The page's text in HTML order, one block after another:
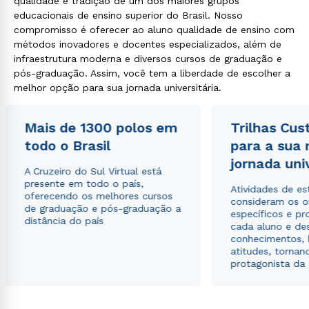
educacionais de ensino superior do Brasil. Nosso
compromisso é oferecer ao aluno qualidade de ensino com
métodos inovadores e docentes especializados, além de
infraestrutura moderna e diversos cursos de graduação e
pós-graduação. Assim, você tem a liberdade de escolher a
melhor opção para sua jornada universitária.
Mais de 1300 polos em
todo o Brasil
A Cruzeiro do Sul Virtual está
presente em todo o país,
oferecendo os melhores cursos
de graduação e pós-graduação a
distância do país
Trilhas
para a sua
jornada
Atividades de
consideram os
específicos e
cada aluno e
conhecimentos,
atitudes,
protagonista da
WhatsApp
ou
Estou de acordo com a Política de Privacidade.
autorizo que meus dados sejam utilizados para o
envio de conteúdos da Cruzeiro do Sul.